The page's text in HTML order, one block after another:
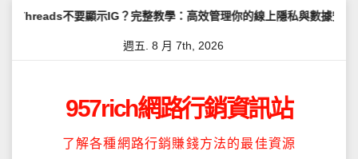
Skip示IG？完整教學：高效管理你的線上隱私與數據安全 怎麼讓
週五. 8 月 7th, 2026
957rich網路行銷資訊站
了解各種網路行銷賺錢方法的最佳資源